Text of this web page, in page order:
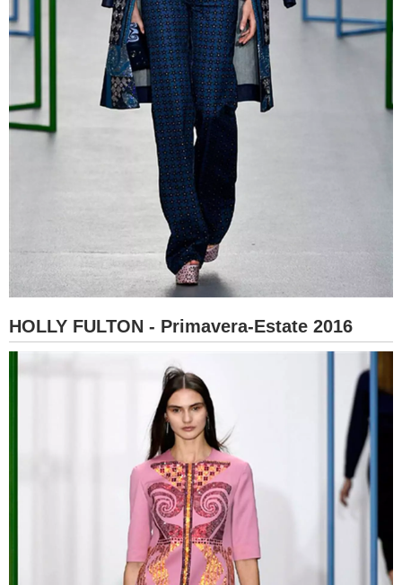
HOLLY FULTON - Primavera-Estate 2016